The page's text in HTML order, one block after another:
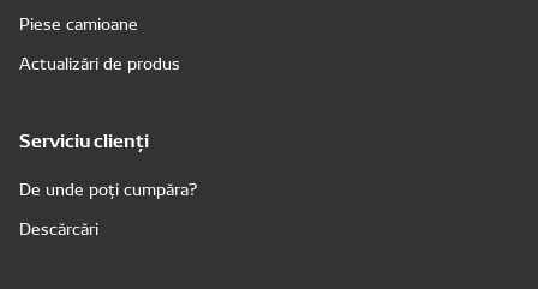
Piese camioane
Actualizări de produs
Serviciu clienți
De unde poți cumpăra?
Descărcări